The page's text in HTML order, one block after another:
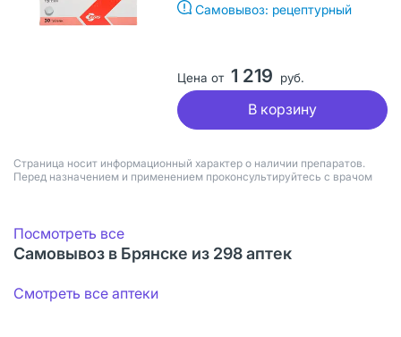
Самовывоз: рецептурный
Цена от 1 219 руб.
В корзину
Страница носит информационный характер о наличии препаратов.
Перед назначением и применением проконсультируйтесь с врачом
Посмотреть все
Самовывоз в Брянске из 298 аптек
Смотреть все аптеки